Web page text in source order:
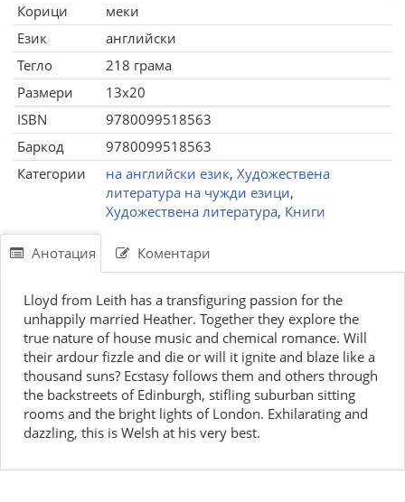
Корици
меки
Език
английски
Тегло
218 грама
Размери
13x20
ISBN
9780099518563
Баркод
9780099518563
Категории
на английски език, Художествена
литература на чужди езици,
Художествена литература, Книги
Анотация Коментари
Lloyd from Leith has a transfiguring passion for the
unhappily married Heather. Together they explore the
true nature of house music and chemical romance. Will
their ardour fizzle and die or will it ignite and blaze like a
thousand suns? Ecstasy follows them and others through
the backstreets of Edinburgh, stifling suburban sitting
rooms and the bright lights of London. Exhilarating and
dazzling, this is Welsh at his very best.